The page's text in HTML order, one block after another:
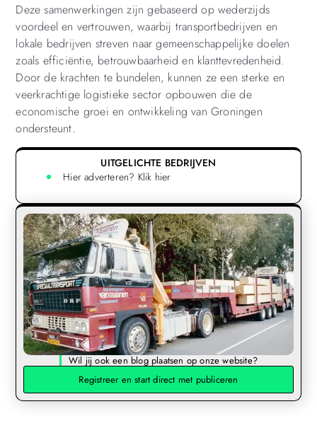
Deze samenwerkingen zijn gebaseerd op wederzijds
voordeel en vertrouwen, waarbij transportbedrijven en
lokale bedrijven streven naar gemeenschappelijke doelen
zoals efficiëntie, betrouwbaarheid en klanttevredenheid.
Door de krachten te bundelen, kunnen ze een sterke en
veerkrachtige logistieke sector opbouwen die de
economische groei en ontwikkeling van Groningen
ondersteunt.
UITGELICHTE BEDRIJVEN
Hier adverteren? Klik hier
Wil jij ook een blog plaatsen op onze website?
Registreer en start direct met publiceren